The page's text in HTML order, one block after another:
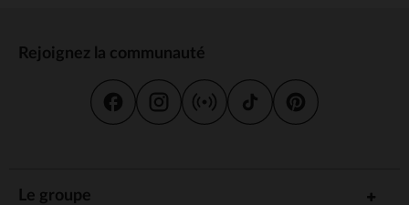
Rejoignez la communauté
Le groupe